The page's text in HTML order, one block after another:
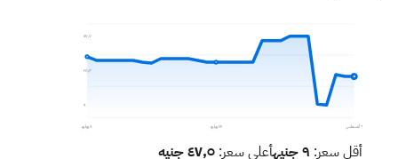
٤٧٫٥
٢٨٫٣
٩
٨ يوليو ٢٢ يوليو ٦ أغسطس
أقل سعر: ٩جنيهأعلى سعر: ٤٧٫٥جنيه